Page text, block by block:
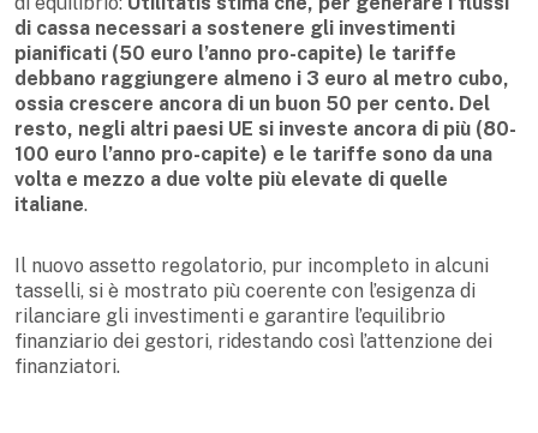
di cassa necessari a sostenere gli investimenti
pianificati (50 euro l’anno pro-capite) le tariffe
debbano raggiungere almeno i 3 euro al metro cubo,
ossia crescere ancora di un buon 50 per cento. Del
resto, negli altri paesi UE si investe ancora di più (80-
100 euro l’anno pro-capite) e le tariffe sono da una
volta e mezzo a due volte più elevate di quelle
italiane.
Il nuovo assetto regolatorio, pur incompleto in alcuni
tasselli, si è mostrato più coerente con l’esigenza di
rilanciare gli investimenti e garantire l’equilibrio
finanziario dei gestori, ridestando così l’attenzione dei
finanziatori.